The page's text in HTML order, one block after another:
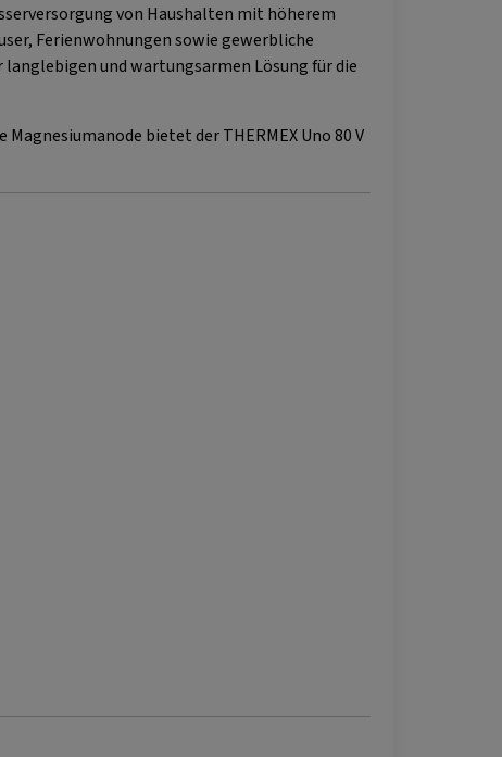
von Haushalten mit höherem
Ferienwohnungen sowie gewerbliche
langlebigen und wartungsarmen Lösung für die
bietet der THERMEX Uno 80 V